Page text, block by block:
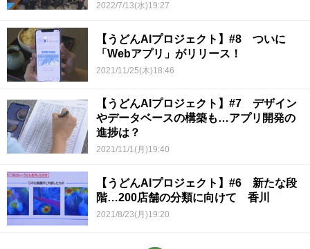
2022/7/13(水)19:27
【うどんAIプロジェクト】#8 ついに
「Webアプリ」がリリース！
2021/11/25(木)18:46
【うどんAIプロジェクト】#7 デザイン
やデータベースの構築も…アプリ開発の
進捗は？
2021/11/1(月)19:40
【うどんAIプロジェクト】#6 新たな段
階…200店舗の分類に向けて 香川
2021/8/23(月)19:20